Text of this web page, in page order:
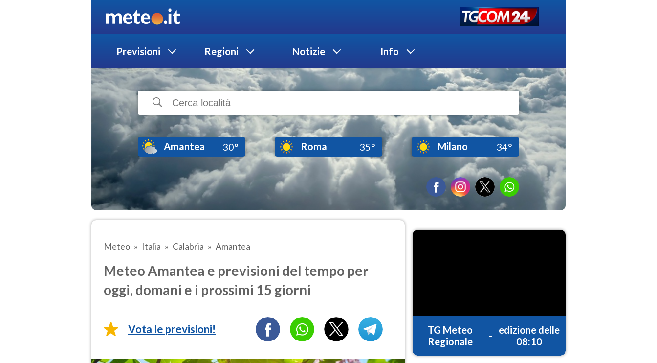
Previsioni Regioni Notizie Info
Amantea 30° Roma 35° Milano 34°
Meteo Italia Calabria Amantea
Meteo Amantea e previsioni del tempo per
oggi, domani e i prossimi 15 giorni
Vota le previsioni!
TG Meteo
Regionale
-
edizione delle
08:10